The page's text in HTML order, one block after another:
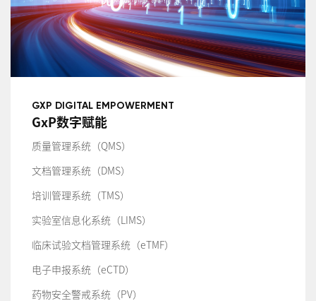
GXP DIGITAL EMPOWERMENT
GxP数字赋能
质量管理系统（QMS）
文档管理系统（DMS）
培训管理系统（TMS）
实验室信息化系统（LIMS）
临床试验文档管理系统（eTMF）
电子申报系统（eCTD）
药物安全警戒系统（PV）